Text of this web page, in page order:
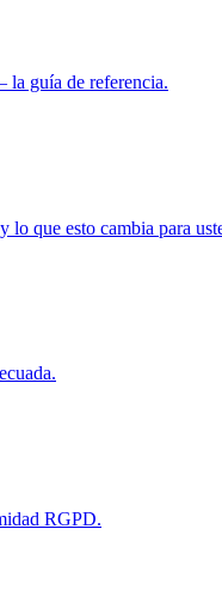
guía de referencia.
lo que esto cambia para
RGPD.